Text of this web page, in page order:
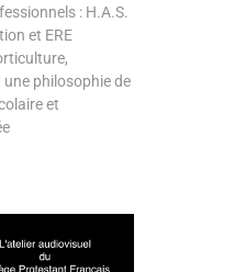
: H.A.S.
et ERE
une philosophie de
et